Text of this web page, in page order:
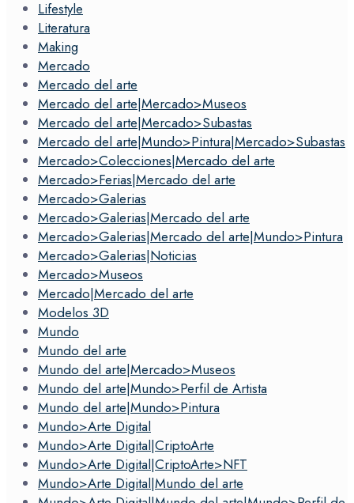
Lifestyle
Literatura
Making
Mercado
Mercado del arte
Mercado del arte|Mercado>Museos
Mercado del arte|Mercado>Subastas
Mercado del arte|Mundo>Pintura|Mercado>Subastas
Mercado>Colecciones|Mercado del arte
Mercado>Ferias|Mercado del arte
Mercado>Galerias
Mercado>Galerias|Mercado del arte
Mercado>Galerias|Mercado del arte|Mundo>Pintura
Mercado>Galerias|Noticias
Mercado>Museos
Mercado|Mercado del arte
Modelos 3D
Mundo
Mundo del arte
Mundo del arte|Mercado>Museos
Mundo del arte|Mundo>Perfil de Artista
Mundo del arte|Mundo>Pintura
Mundo>Arte Digital
Mundo>Arte Digital|CriptoArte
Mundo>Arte Digital|CriptoArte>NFT
Mundo>Arte Digital|Mundo del arte